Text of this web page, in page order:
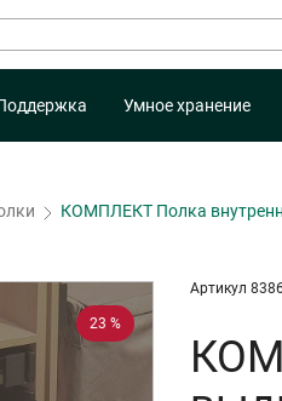
Умное хранение
КОМПЛЕКТ Полка
23 %
Артикул